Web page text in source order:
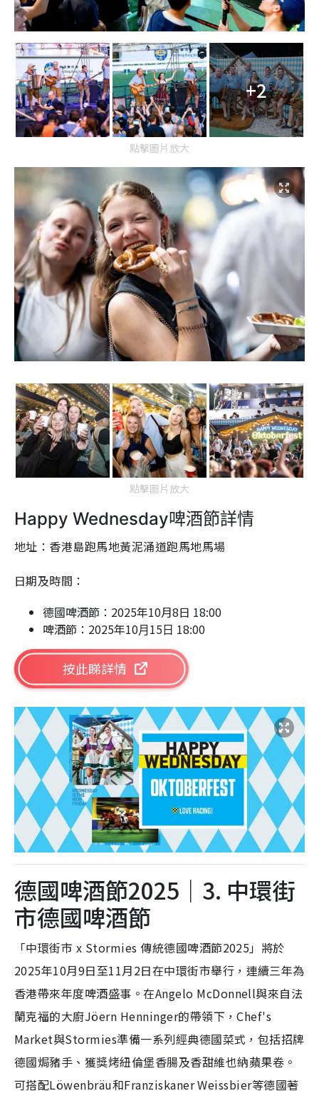
+2
點擊圖片放大
點擊圖片放大
Happy Wednesday啤酒節詳情
地址：香港島跑馬地黃泥涌道跑馬地馬場
日期及時間：
德國啤酒節：2025年10月8日 18:00
啤酒節：2025年10⽉15⽇ 18:00
按此睇詳情
德國啤酒節2025｜3. 中環街
市德國啤酒節
「中環街市 x Stormies 傳統德國啤酒節2025」將於
2025年10月9日至11月2日在中環街市舉行，連續三年為
香港帶來年度啤酒盛事。在Angelo McDonnell與來自法
蘭克福的大廚Jöern Henninger的帶領下，Chef's
Market與Stormies準備一系列經典德國菜式，包括招牌
德國焗豬手、獲獎烤紐倫堡香腸及香甜維也納蘋果卷。
可搭配Löwenbräu和Franziskaner Weissbier等德國著